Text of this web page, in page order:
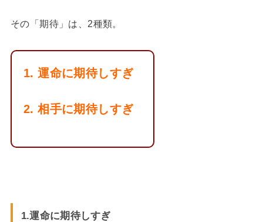
その「期待」は、2種類。
1. 運命に期待しすぎ
2. 相手に期待しすぎ
1.運命に期待しすぎ